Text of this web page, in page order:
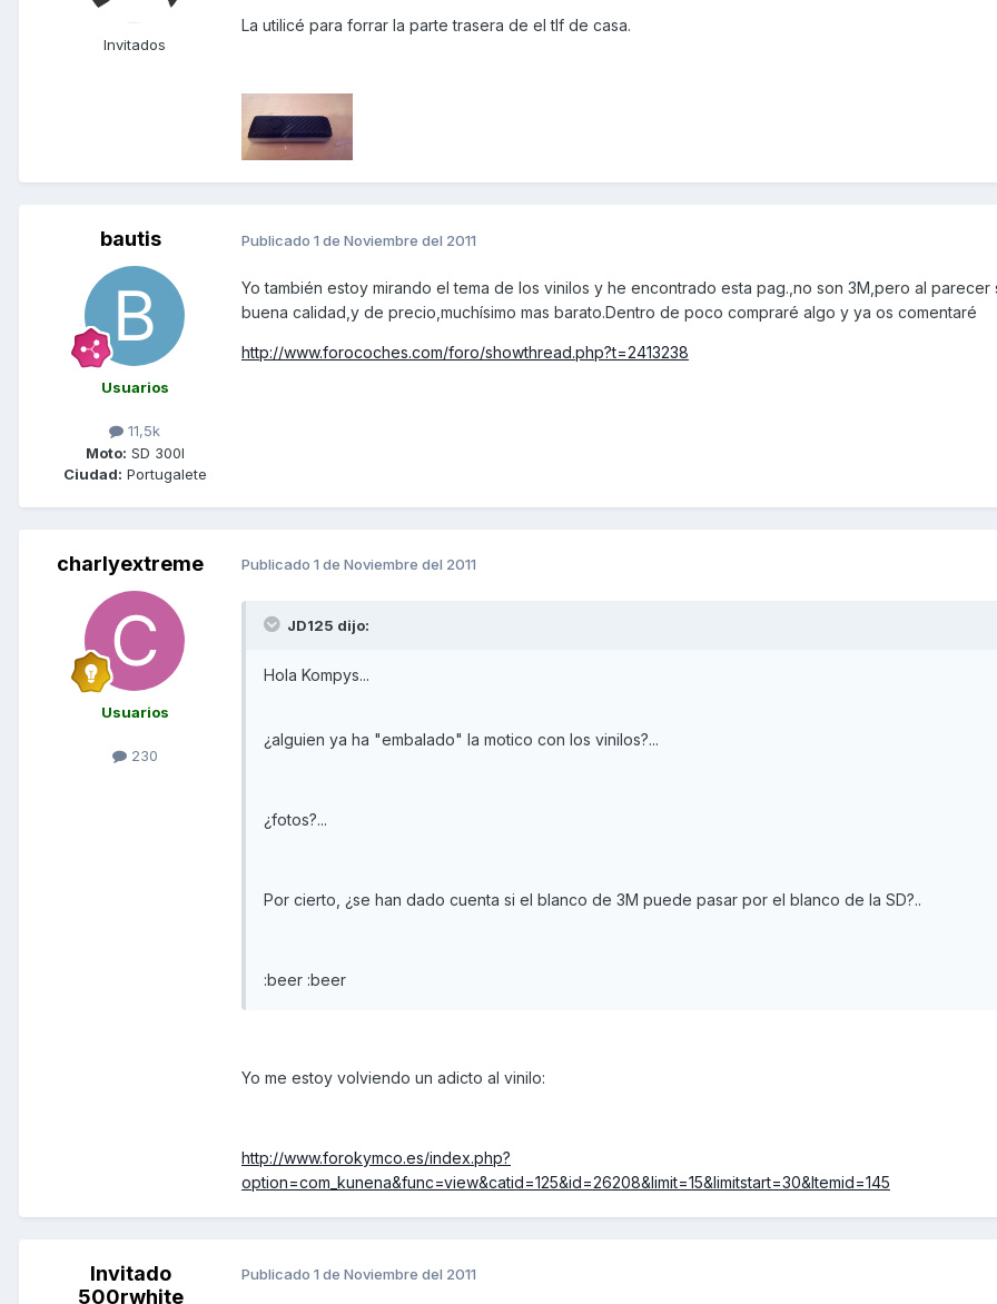
Invitados
La utilicé para forrar la parte trasera de el tlf de casa.
bautis
Usuarios
11,5k
Moto: SD 300I
Ciudad: Portugalete
Publicado 1 de Noviembre del 2011
Yo también estoy mirando el tema de los vinilos y he encontrado esta pag.,no son 3M,pero al parecer
buena calidad,y de precio,muchísimo mas barato.Dentro de poco compraré algo y ya os comentaré
http://www.forocoches.com/foro/showthread.php?t=2413238
charlyextreme
Usuarios
230
Publicado 1 de Noviembre del 2011
JD125 dijo:
Hola Kompys...
¿alguien ya ha "embalado" la motico con los vinilos?...
¿fotos?...
Por cierto, ¿se han dado cuenta si el blanco de 3M puede pasar por el blanco de la SD?..
:beer :beer
Yo me estoy volviendo un adicto al vinilo:
http://www.forokymco.es/index.php?
option=com_kunena&func=view&catid=125&id=26208&limit=15&limitstart=30&Itemid=145
Invitado
500rwhite
Publicado 1 de Noviembre del 2011